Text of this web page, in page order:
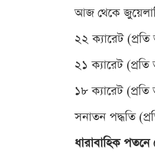
আজ থেকে
২২ ক্যারেট
২১ ক্যারেট
১৮ ক্যারেট
সনাতন পদ্ধতি
ধারাবাহিক পতনে